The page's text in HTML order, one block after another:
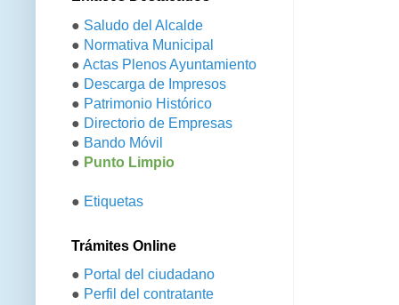
● Saludo del Alcalde
● Normativa Municipal
● Actas Plenos Ayuntamiento
● Descarga de Impresos
● Patrimonio Histórico
● Directorio de Empresas
● Bando Móvil
● Punto Limpio
● Etiquetas
Trámites Online
● Portal del ciudadano
● Perfil del contratante